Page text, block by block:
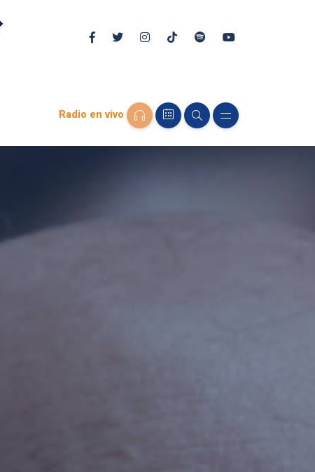
Radio en vivo